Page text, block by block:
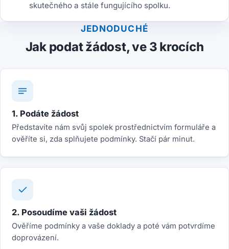
skutečného a stále fungujícího spolku.
JEDNODUCHÉ
Jak podat žádost, ve 3 krocích
1. Podáte žádost
Představíte nám svůj spolek prostřednictvím formuláře a
ověříte si, zda splňujete podmínky. Stačí pár minut.
2. Posoudíme vaši žádost
Ověříme podmínky a vaše doklady a poté vám potvrdíme
doprovázení.